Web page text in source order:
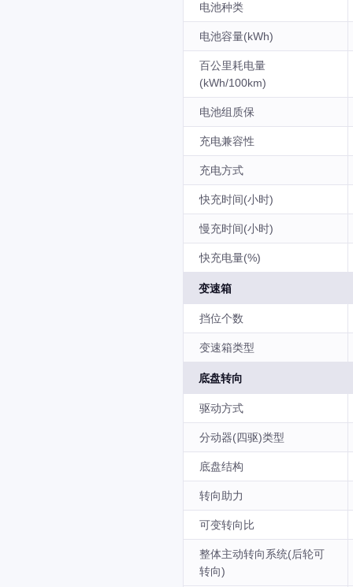
电池种类
电池容量(kWh)
百公里耗电量
(kWh/100km)
电池组质保
充电兼容性
充电方式
快充时间(小时)
慢充时间(小时)
快充电量(%)
变速箱
挡位个数
变速箱类型
底盘转向
驱动方式
分动器(四驱)类型
底盘结构
转向助力
可变转向比
整体主动转向系统(后轮可
转向)